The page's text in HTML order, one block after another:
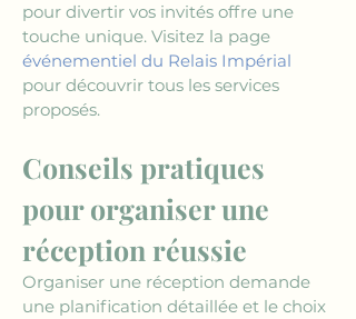
pour divertir vos invités offre une
touche unique. Visitez la page
événementiel du Relais Impérial
pour découvrir tous les services
proposés.
Conseils pratiques
pour organiser une
réception réussie
Organiser une réception demande
une planification détaillée et le choix